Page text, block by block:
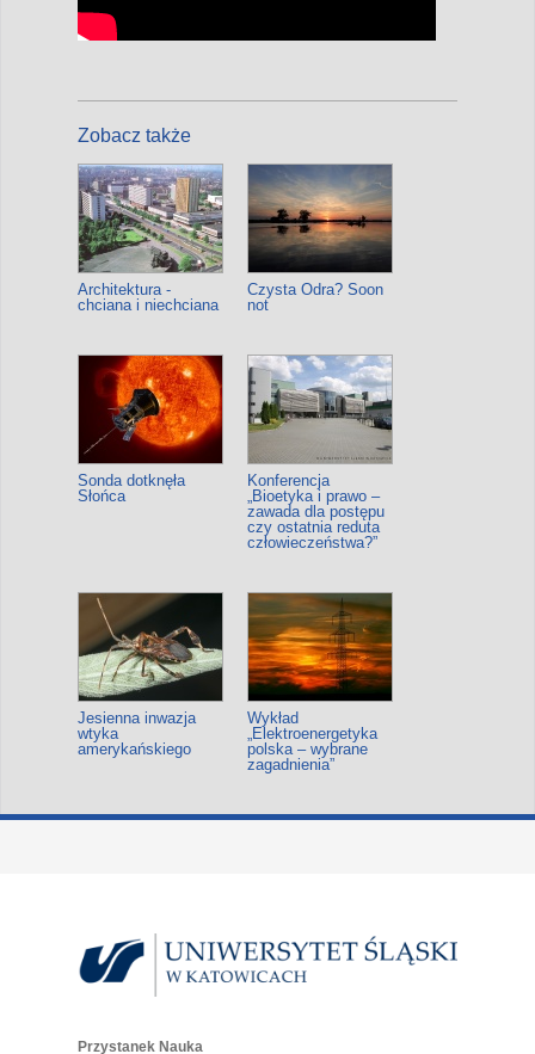
Zobacz także
Architektura -
chciana i niechciana
Czysta Odra? Soon
not
Sonda dotknęła
Słońca
Konferencja
„Bioetyka i prawo –
zawada dla postępu
czy ostatnia reduta
człowieczeństwa?”
Jesienna inwazja
wtyka
amerykańskiego
Wykład
„Elektroenergetyka
polska – wybrane
zagadnienia”
Przystanek Nauka